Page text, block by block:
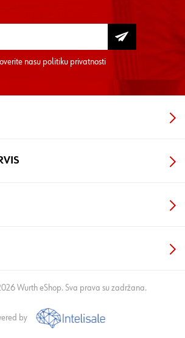
nasu politiku privatnosti
Wurth eShop. Sva prava su zadržana.
by